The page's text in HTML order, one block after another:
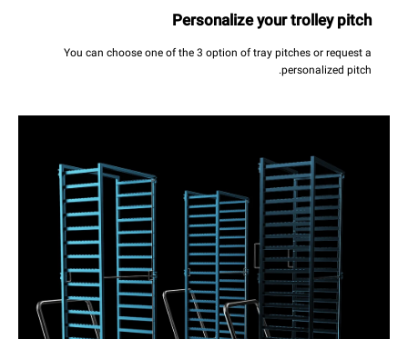
Personalize your trolley pitch
You can choose one of the 3 option of tray pitches or request a
personalized pitch.